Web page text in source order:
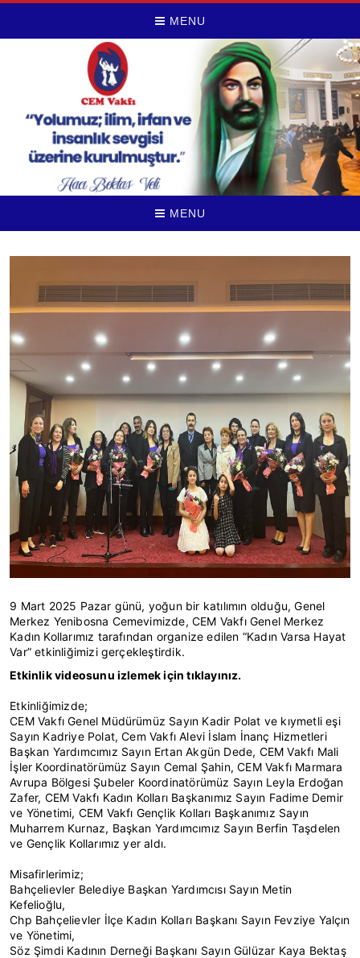
MENU
MENU
9 Mart 2025 Pazar günü, yoğun bir katılımın olduğu, Genel
Merkez Yenibosna Cemevimizde, CEM Vakfı Genel Merkez
Kadın Kollarımız tarafından organize edilen “Kadın Varsa Hayat
Var” etkinliğimizi gerçekleştirdik.
Etkinlik videosunu izlemek için tıklayınız.
Etkinliğimizde;
CEM Vakfı Genel Müdürümüz Sayın Kadir Polat ve kıymetli eşi
Sayın Kadriye Polat, Cem Vakfı Alevi İslam İnanç Hizmetleri
Başkan Yardımcımız Sayın Ertan Akgün Dede, CEM Vakfı Mali
İşler Koordinatörümüz Sayın Cemal Şahin, CEM Vakfı Marmara
Avrupa Bölgesi Şubeler Koordinatörümüz Sayın Leyla Erdoğan
Zafer, CEM Vakfı Kadın Kolları Başkanımız Sayın Fadime Demir
ve Yönetimi, CEM Vakfı Gençlik Kolları Başkanımız Sayın
Muharrem Kurnaz, Başkan Yardımcımız Sayın Berfin Taşdelen
ve Gençlik Kollarımız yer aldı.
Misafirlerimiz;
Bahçelievler Belediye Başkan Yardımcısı Sayın Metin
Kefelioğlu,
Chp Bahçelievler İlçe Kadın Kolları Başkanı Sayın Fevziye Yalçın
ve Yönetimi,
Söz Şimdi Kadının Derneği Başkanı Sayın Gülüzar Kaya Bektaş